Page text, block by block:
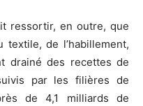
ressortir, en outre, que
de l’habillement,
drainé des recettes de
par les filières de
de 4,1 milliards de